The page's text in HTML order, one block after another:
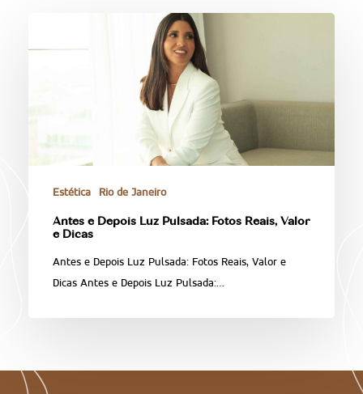
Estética Rio de Janeiro
Antes e Depois Luz Pulsada: Fotos Reais, Valor
e Dicas
Antes e Depois Luz Pulsada: Fotos Reais, Valor e
Dicas Antes e Depois Luz Pulsada:…